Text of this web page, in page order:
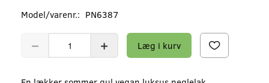
Model/varenr.: PN6387
Læg i kurv